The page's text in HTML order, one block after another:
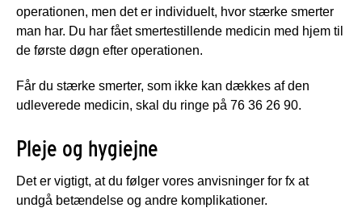
operationen, men det er individuelt, hvor stærke smerter
man har. Du har fået smertestillende medicin med hjem til
de første døgn efter operationen.
Får du stærke smerter, som ikke kan dækkes af den
udleverede medicin, skal du ringe på 76 36 26 90.
Pleje og hygiejne
Det er vigtigt, at du følger vores anvisninger for fx at
undgå betændelse og andre komplikationer.